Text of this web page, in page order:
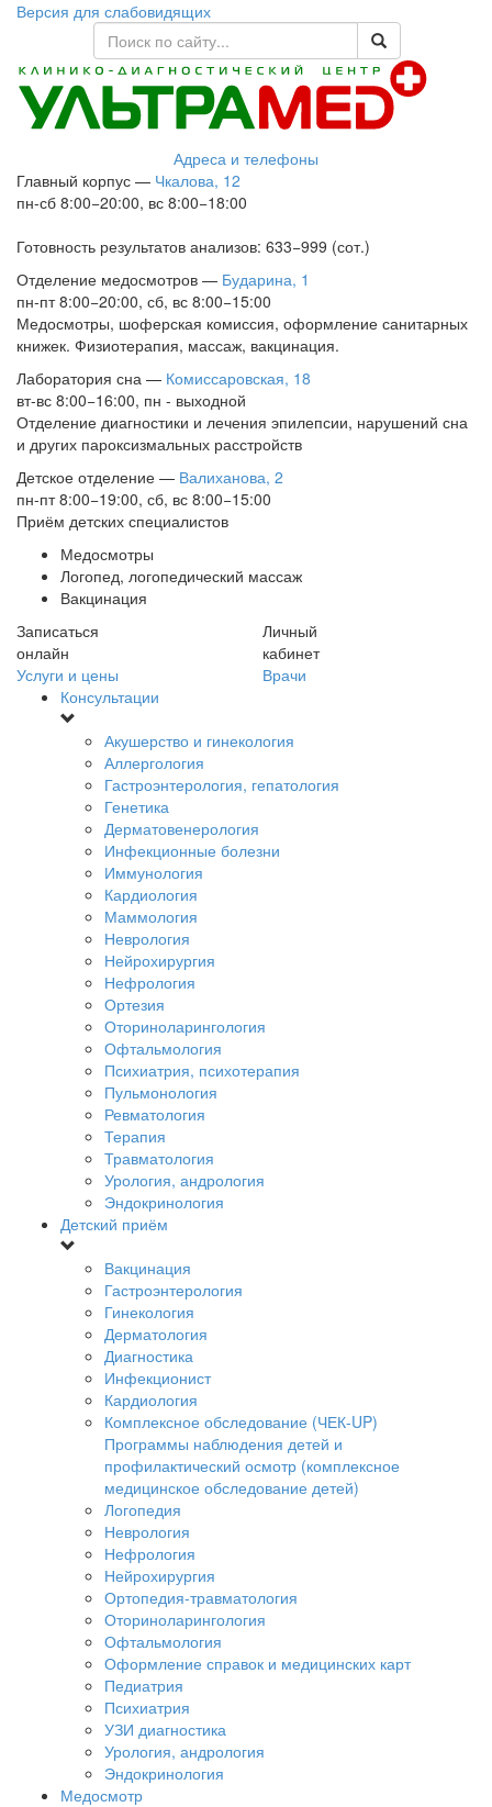
Версия для слабовидящих
Адреса и телефоны
Главный корпус — Чкалова, 12
пн-сб 8:00−20:00, вс 8:00−18:00
Готовность результатов анализов: 633−999 (сот.)
Отделение медосмотров — Бударина, 1
пн-пт 8:00−20:00, сб, вс 8:00−15:00
Медосмотры, шоферская комиссия, оформление санитарных
книжек. Физиотерапия, массаж, вакцинация.
Лаборатория сна — Комиссаровская, 18
вт-вс 8:00−16:00, пн - выходной
Отделение диагностики и лечения эпилепсии, нарушений сна
и других пароксизмальных расстройств
Детское отделение — Валиханова, 2
пн-пт 8:00−19:00, сб, вс 8:00−15:00
Приём детских специалистов
Медосмотры
Логопед, логопедический массаж
Вакцинация
Записаться
онлайн
Личный
кабинет
Услуги и цены
Врачи
Консультации
Акушерство и гинекология
Аллергология
Гастроэнтерология, гепатология
Генетика
Дерматовенерология
Инфекционные болезни
Иммунология
Кардиология
Маммология
Неврология
Нейрохирургия
Нефрология
Ортезия
Оториноларингология
Офтальмология
Психиатрия, психотерапия
Пульмонология
Ревматология
Терапия
Травматология
Урология, андрология
Эндокринология
Детский приём
Вакцинация
Гастроэнтерология
Гинекология
Дерматология
Диагностика
Инфекционист
Кардиология
Комплексное обследование (ЧЕК-UP)
Программы наблюдения детей и
профилактический осмотр (комплексное
медицинское обследование детей)
Логопедия
Неврология
Нефрология
Нейрохирургия
Ортопедия-травматология
Оториноларингология
Офтальмология
Оформление справок и медицинских карт
Педиатрия
Психиатрия
УЗИ диагностика
Урология, андрология
Эндокринология
Медосмотр